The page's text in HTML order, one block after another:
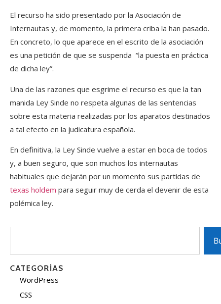
El recurso ha sido presentado por la Asociación de
Internautas y, de momento, la primera criba la han pasado.
En concreto, lo que aparece en el escrito de la asociación
es una petición de que se suspenda “la puesta en práctica
de dicha ley”.
Una de las razones que esgrime el recurso es que la tan
manida Ley Sinde no respeta algunas de las sentencias
sobre esta materia realizadas por los aparatos destinados
a tal efecto en la judicatura española.
En definitiva, la Ley Sinde vuelve a estar en boca de todos
y, a buen seguro, que son muchos los internautas
habituales que dejarán por un momento sus partidas de
texas holdem para seguir muy de cerda el devenir de esta
polémica ley.
CATEGORÍAS
WordPress
CSS